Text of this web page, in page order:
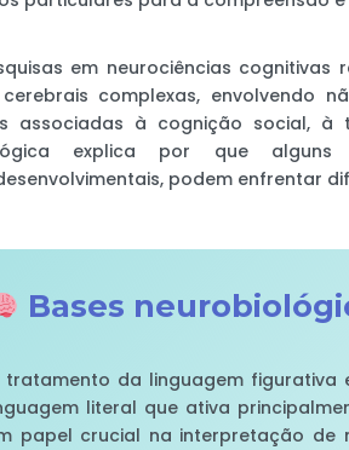
em neurociências
complexas, envolvendo
associadas à cognição social, à
explica por que alguns
podem enfrentar
Bases
tratamento da linguagem
literal que ativa
papel crucial na interpretação de